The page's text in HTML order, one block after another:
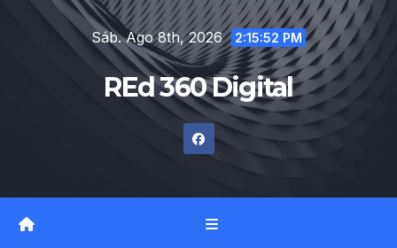
Sáb. Ago 8th, 2026 2:15:53 PM
REd 360 Digital